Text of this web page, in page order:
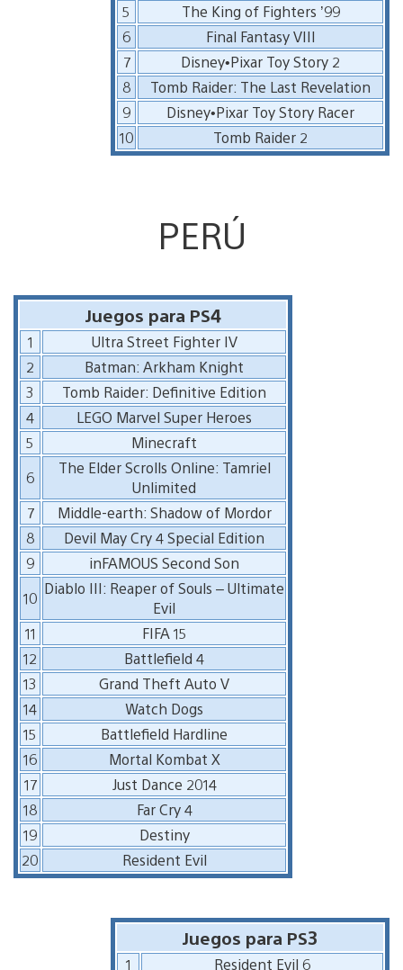
5
The King of Fighters ’99
6
Final Fantasy VIII
7
Disney•Pixar Toy Story 2
8
Tomb Raider: The Last Revelation
9
Disney•Pixar Toy Story Racer
10
Tomb Raider 2
PERÚ
Juegos para PS4
1
Ultra Street Fighter IV
2
Batman: Arkham Knight
3
Tomb Raider: Definitive Edition
4
LEGO Marvel Super Heroes
5
Minecraft
6
The Elder Scrolls Online: Tamriel
Unlimited
7
Middle-earth: Shadow of Mordor
8
Devil May Cry 4 Special Edition
9
inFAMOUS Second Son
10
Diablo III: Reaper of Souls – Ultimate
Evil
11
FIFA 15
12
Battlefield 4
13
Grand Theft Auto V
14
Watch Dogs
15
Battlefield Hardline
16
Mortal Kombat X
17
Just Dance 2014
18
Far Cry 4
19
Destiny
20
Resident Evil
Juegos para PS3
1 Resident Evil 6